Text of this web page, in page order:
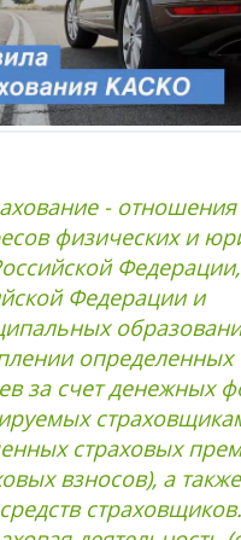
-
физических и
Федерации и
определенных
за счет денежных
страховых
взносов), а
страховщиков.